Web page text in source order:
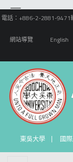
電話：+886-2-2881-9471
網站導覽
English
東吳大學 國